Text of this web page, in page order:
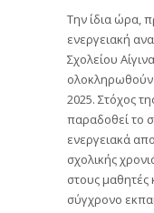
Την ίδια ώρα,
ενεργειακή
Σχολείου
ολοκληρωθούν
2025. Στόχος
παραδοθεί το
ενεργειακά
σχολικής
στους μαθητές
σύγχρονο